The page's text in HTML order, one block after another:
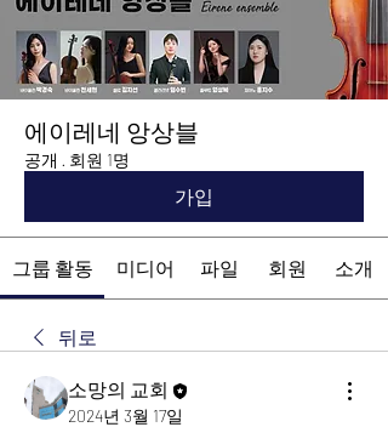
에이레네 앙상블
공개 · 회원 1명
가입
그룹 활동 미디어 파일 회원 소개
뒤로
소망의 교회
2024년 3월 17일